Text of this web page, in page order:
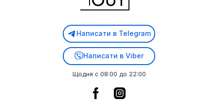
Написати в Telegram
Написати в Viber
Щодня с 08:00 до 22:00